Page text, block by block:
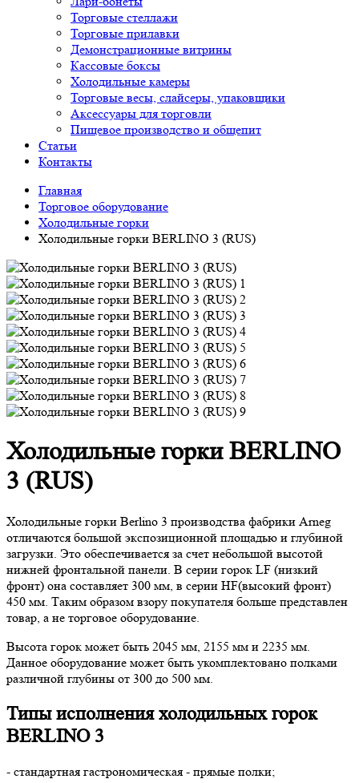
Торговые стеллажи
Торговые прилавки
Демонстрационные витрины
Кассовые боксы
Холодильные камеры
Торговые весы, слайсеры, упаковщики
Аксессуары для торговли
Пищевое производство и общепит
Статьи
Контакты
Главная
Торговое оборудование
Холодильные горки
Холодильные горки BERLINO 3 (RUS)
Холодильные горки BERLINO
3 (RUS)
Холодильные горки Berlino 3 производства фабрики Arneg
отличаются большой экспозиционной площадью и глубиной
загрузки. Это обеспечивается за счет небольшой высотой
нижней фронтальной панели. В серии горок LF (низкий
фронт) она составляет 300 мм, в серии HF(высокий фронт)
450 мм. Таким образом взору покупателя больше представлен
товар, а не торговое оборудование.
Высота горок может быть 2045 мм, 2155 мм и 2235 мм.
Данное оборудование может быть укомплектовано полками
различной глубины от 300 до 500 мм.
Типы исполнения холодильных горок
BERLINO 3
- стандартная гастрономическая - прямые полки;